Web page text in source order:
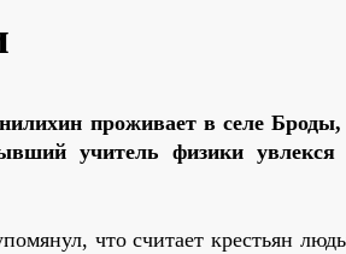
проживает в селе Броды,
учитель физики увлекся
что считает крестьян